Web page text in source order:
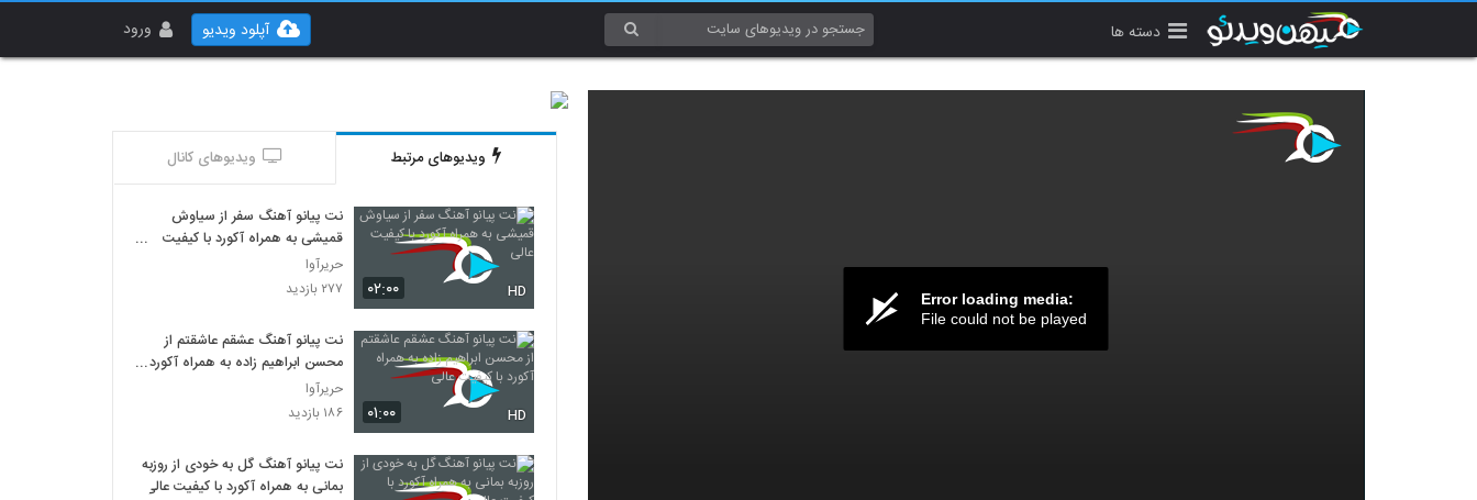
دسته ها ورود آپلود ویدیو
Error loading media:
File could not be played
ویدیوهای مرتبط ویدیوهای کانال
۰۲:۰۰ HD
نت پیانو آهنگ سفر از سیاوش
قمیشی به همراه آکورد با کیفیت
عالی
حریرآوا
۲۷۷ بازدید
۰۱:۰۰ HD
نت پیانو آهنگ عشقم عاشقتم از
محسن ابراهیم زاده به همراه آکورد با
کیفیت عالی
حریرآوا
۱۸۶ بازدید
نت پیانو آهنگ گل به خودی از روزبه
بمانی به همراه آکورد با کیفیت عالی